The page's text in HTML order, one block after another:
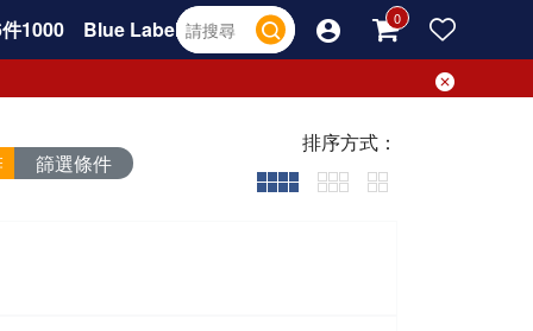
1000
Blue Label
篩選條件
排序方式：